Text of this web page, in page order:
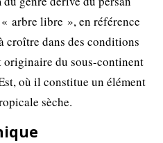
arbre libre », en référence
croître dans des conditions
originaire du sous-continent
où il constitue un élément
sèche.